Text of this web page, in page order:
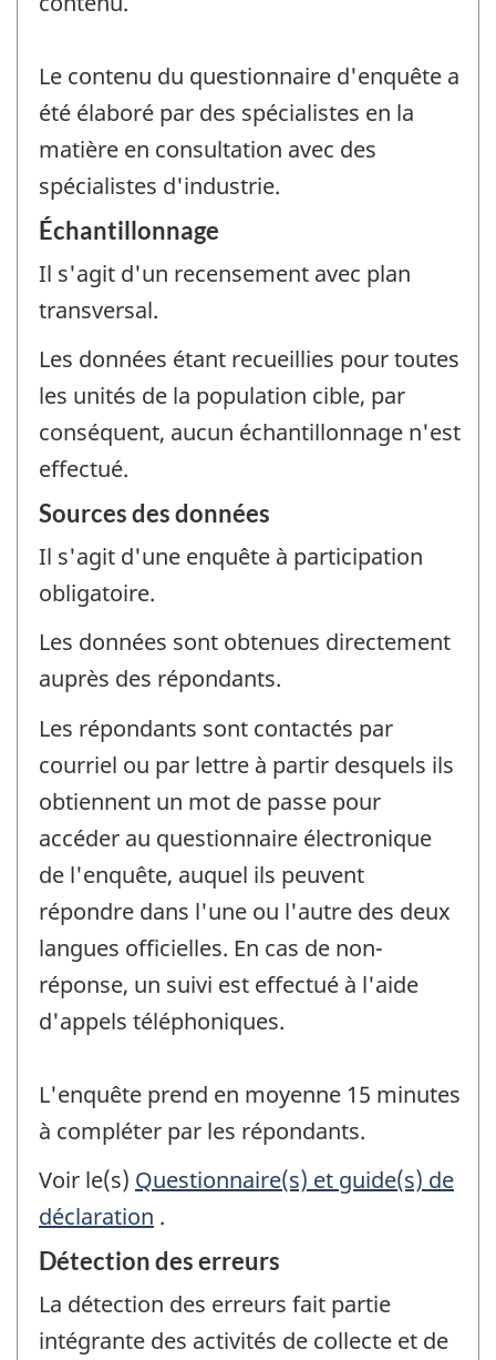
Le contenu du questionnaire d'enquête a
été élaboré par des spécialistes en la
matière en consultation avec des
spécialistes d'industrie.
Échantillonnage
Il s'agit d'un recensement avec plan
transversal.
Les données étant recueillies pour toutes
les unités de la population cible, par
conséquent, aucun échantillonnage n'est
effectué.
Sources des données
Il s'agit d'une enquête à participation
obligatoire.
Les données sont obtenues directement
auprès des répondants.
Les répondants sont contactés par
courriel ou par lettre à partir desquels ils
obtiennent un mot de passe pour
accéder au questionnaire électronique
de l'enquête, auquel ils peuvent
répondre dans l'une ou l'autre des deux
langues officielles. En cas de non-
réponse, un suivi est effectué à l'aide
d'appels téléphoniques.
L'enquête prend en moyenne 15 minutes
à compléter par les répondants.
Voir le(s) Questionnaire(s) et guide(s) de
déclaration .
Détection des erreurs
La détection des erreurs fait partie
intégrante des activités de collecte et de